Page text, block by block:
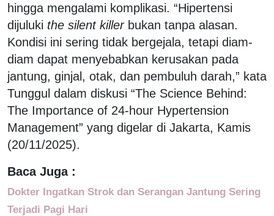
hingga mengalami komplikasi. “Hipertensi
dijuluki the silent killerbukan tanpa alasan.
Kondisi ini sering tidak bergejala, tetapi diam-
diam dapat menyebabkan kerusakan pada
jantung, ginjal, otak, dan pembuluh darah,” kata
Tunggul dalam diskusi “The Science Behind:
The Importance of 24-hour Hypertension
Management” yang digelar di Jakarta, Kamis
(20/11/2025).
Baca Juga :
Dokter Ingatkan Strok dan Serangan Jantung Sering
Terjadi Pagi Hari